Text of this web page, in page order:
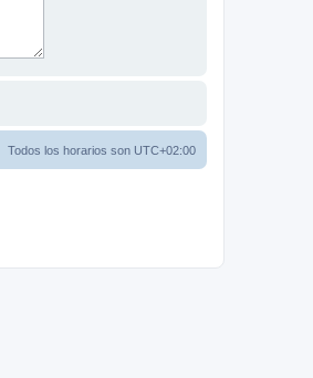
Todos los horarios son UTC+02:00